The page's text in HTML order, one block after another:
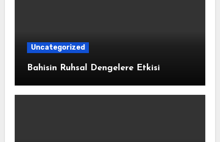
Uncategorized
Bahisin Ruhsal Dengelere Etkisi